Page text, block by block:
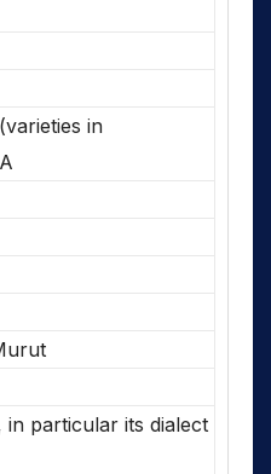
in
in particular its dialect